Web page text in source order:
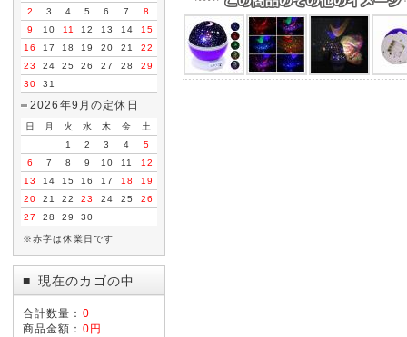
2
3 4 5 6 7
8
9
10 11 12 13 14
15
16
17 18 19 20 21
22
23
24 25 26 27 28
29
30
31
2026年9月の定休日
日 月 火 水 木 金
土
1
2 3 4
5
6
7 8 9 10 11
12
13
14 15 16 17 18
19
20
21 22 23 24 25
26
27
28 29 30
※赤字は休業日です
■ 現在のカゴの中
合計数量： 0
商品金額： 0円